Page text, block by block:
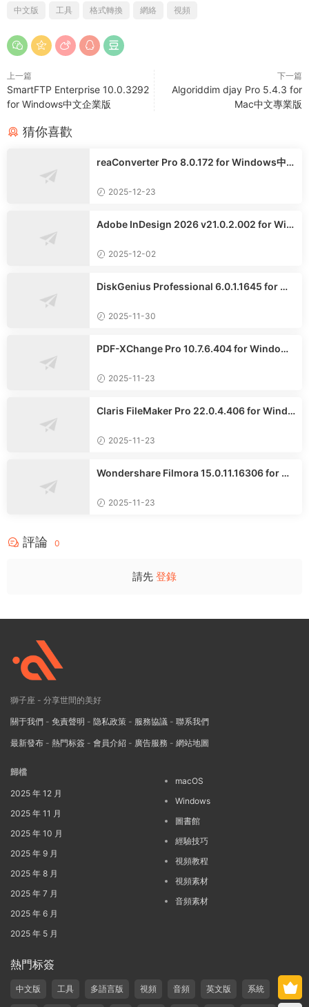
中文版 工具 格式轉換 網絡 視頻
上一篇
SmartFTP Enterprise 10.0.3292
for Windows中文企業版
下一篇
Algoriddim djay Pro 5.4.3 for
Mac中文專業版
猜你喜歡
reaConverter Pro 8.0.172 for Windows中
2025-12-23
Adobe InDesign 2026 v21.0.2.002 for Win
2025-12-02
DiskGenius Professional 6.0.1.1645 for Wi
2025-11-30
PDF-XChange Pro 10.7.6.404 for Windows
2025-11-23
Claris FileMaker Pro 22.0.4.406 for Windo
2025-11-23
Wondershare Filmora 15.0.11.16306 for Wi
2025-11-23
評論 0
請先 登錄
獅子座 - 分享世間的美好
關于我們 - 免責聲明 - 隐私政策 - 服務協議 - 聯系我們
最新發布 - 熱門标簽 - 會員介紹 - 廣告服務 - 網站地圖
歸檔
2025 年 12 月
2025 年 11 月
2025 年 10 月
2025 年 9 月
2025 年 8 月
2025 年 7 月
2025 年 6 月
2025 年 5 月
macOS
Windows
圖書館
經驗技巧
視頻教程
視頻素材
音頻素材
熱門标簽
中文版 工具 多語言版 視頻 音頻 英文版 系統